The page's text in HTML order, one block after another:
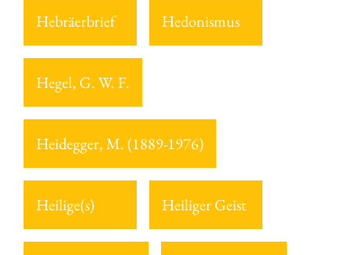
Hebräerbrief Hedonismus
Hegel, G. W. F.
Heidegger, M. (1889-1976)
Heilige(s) Heiliger Geist